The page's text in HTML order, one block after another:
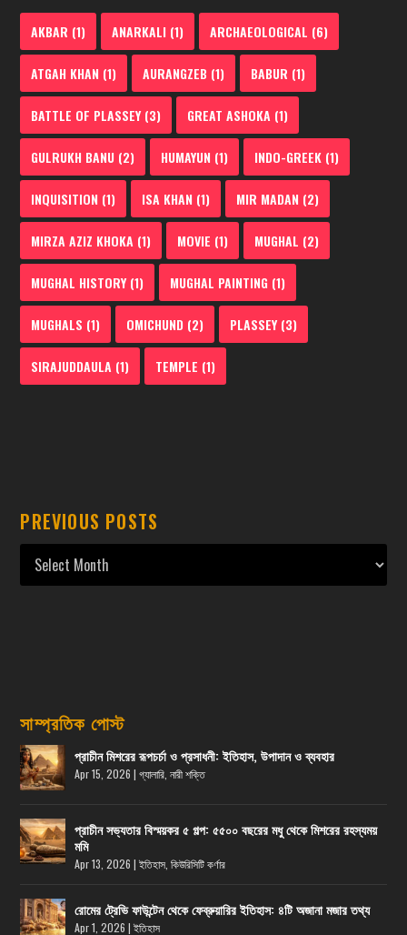
AKBAR (1) ANARKALI (1) ARCHAEOLOGICAL (6)
ATGAH KHAN (1) AURANGZEB (1) BABUR (1)
BATTLE OF PLASSEY(3) GREAT ASHOKA (1)
GULRUKH BANU (2) HUMAYUN (1) INDO-GREEK (1)
INQUISITION (1) ISA KHAN (1) MIR MADAN (2)
MIRZA AZIZ KHOKA (1) MOVIE (1) MUGHAL (2)
MUGHAL HISTORY(1) MUGHAL PAINTING (1)
MUGHALS (1) OMICHUND (2) PLASSEY(3)
SIRAJUDDAULA (1) TEMPLE (1)
PREVIOUS POSTS
সাম্প্রতিক পোস্ট
প্রাচীন মিশরের রূপচর্চা ও প্রসাধনী: ইতিহাস, উপাদান ও ব্যবহার
Apr 15, 2026 |গ্যালারি ,নারী শক্তি
প্রাচীন সভ্যতার বিস্ময়কর ৫ গল্প: ৫৫০০ বছরের মধু থেকে মিশরের রহস্যময়
মমি
Apr 13, 2026 |ইতিহাস ,কিউরিসিটি কর্ণার
রোমের ট্রেভি ফাউন্টেন থেকে ফেব্রুয়ারির ইতিহাস: ৪টি অজানা মজার তথ্য
Apr 1, 2026 |ইতিহাস